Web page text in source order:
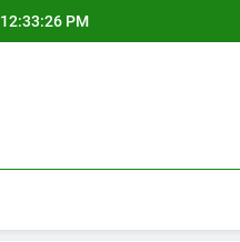
12:33:27 PM